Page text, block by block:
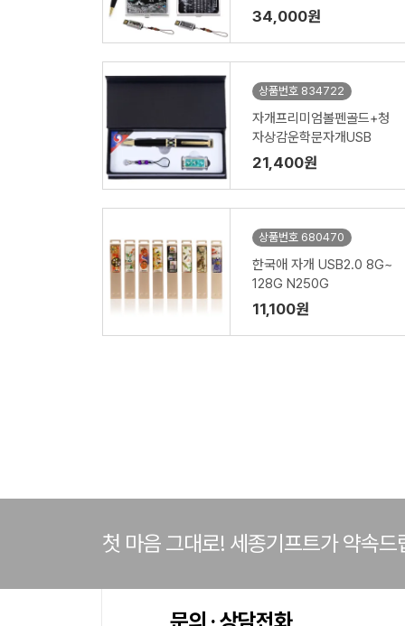
34,000원
상품번호 834722
자개프리미엄볼펜골드+청
자상감운학문자개USB
21,400원
상품번호 680470
한국애 자개 USB2.0 8G~
128G N250G
11,100원
첫 마음 그대로! 세종기프트가 약속드